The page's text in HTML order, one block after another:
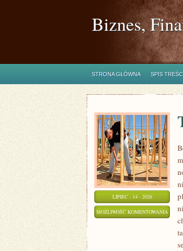
Biznes,
STRONA GŁÓWNA SPIS
LIPIEC - 14 - 2026
MOŻLIWOŚĆ KOMENTOWANIA